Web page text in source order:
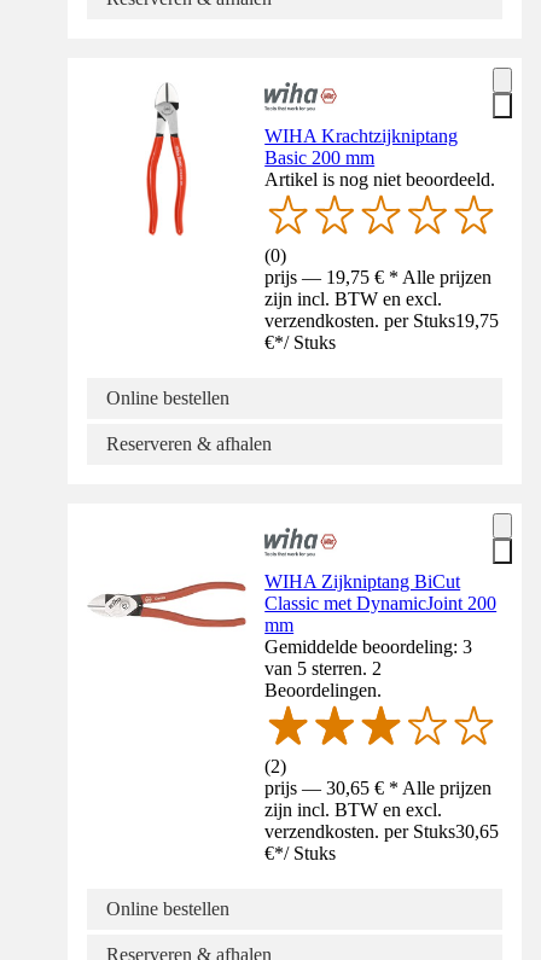
WIHA Krachtzijkniptang
Basic 200 mm
Artikel is nog niet beoordeeld.
(0)
prijs — 19,75 € * Alle prijzen
zijn incl. BTW en excl.
verzendkosten. per Stuks19,75
€*/ Stuks
Online bestellen
Reserveren & afhalen
WIHA Zijkniptang BiCut
Classic met DynamicJoint 200
mm
Gemiddelde beoordeling: 3
van 5 sterren. 2
Beoordelingen.
(2)
prijs — 30,65 € * Alle prijzen
zijn incl. BTW en excl.
verzendkosten. per Stuks30,65
€*/ Stuks
Online bestellen
Reserveren & afhalen